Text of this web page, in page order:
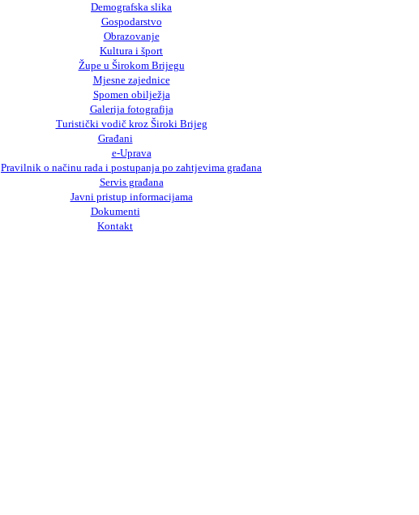
Demografska slika
Gospodarstvo
Obrazovanje
Kultura i šport
Župe u Širokom Brijegu
Mjesne zajednice
Spomen obilježja
Galerija fotografija
Turistički vodič kroz Široki Brijeg
Građani
e-Uprava
Pravilnik o načinu rada i postupanja po zahtjevima građana
Servis građana
Javni pristup informacijama
Dokumenti
Kontakt